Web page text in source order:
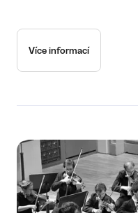
Více informací